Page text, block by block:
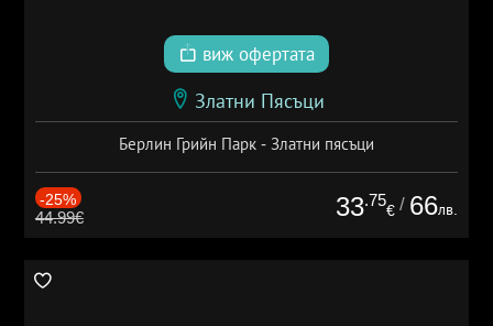
виж офертата
Златни Пясъци
Берлин Грийн Парк - Златни пясъци
-25%
44.99€ 33.75
€ / 66лв.